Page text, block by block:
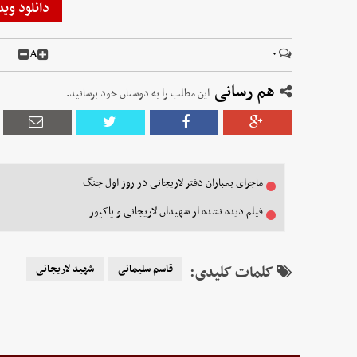
دانلود
۰ A
هم رسانی این مطلب را به دوستان خود برسانید.
ماجرای بمباران دفتر لاریجانی در روز اول جنگ
فیلم دیده نشده از شهیدان لاریجانی و پاکپور
کلمات کلیدی: قاسم سلیمانی شهید لاریجانی